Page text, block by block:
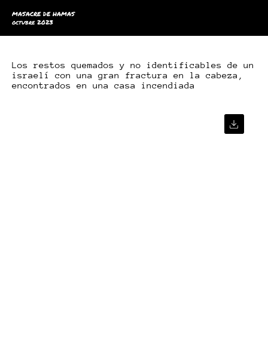
MASACRE DE HAMAS
octubre 2023
Los restos quemados y no identificables de un
israelí con una gran fractura en la cabeza,
encontrados en una casa incendiada